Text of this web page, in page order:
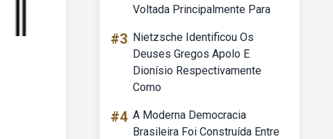
Voltada Principalmente Para
#3 Nietzsche Identificou Os
Deuses Gregos Apolo E
Dionísio Respectivamente
Como
#4 A Moderna Democracia
Brasileira Foi Construída Entre